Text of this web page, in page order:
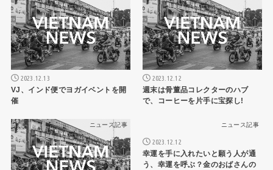
2023.12.13
VJ、インド便でヨガイベントを開
催
2023.12.12
週末は骨董品コレクターのハブ
で、コーヒーを片手に宝探し!
ニュース記事 ニュース記事
2023.12.12
幸運を手に入れたいと願う人が通
う、幸運を呼ぶ？金のおばさんの